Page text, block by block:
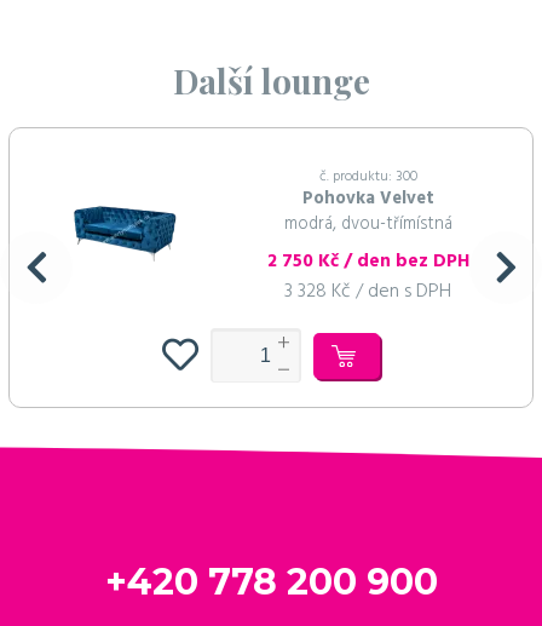
Další lounge
č. produktu: 300
Pohovka Velvet
modrá, dvou-třímístná
2 750 Kč / den bez DPH
3 328 Kč / den s DPH
+420 778 200 900